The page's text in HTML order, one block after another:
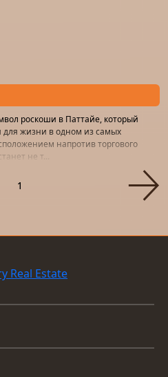
роскоши в Паттайе, который
для жизни в одном из самых
напротив торгового
не т...
1